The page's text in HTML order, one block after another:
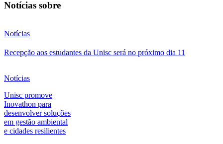
Notícias sobre
Notícias
Recepção aos estudantes da Unisc será no próximo dia 11
Notícias
Unisc promove
Inovathon para
desenvolver soluções
em gestão ambiental
e cidades resilientes